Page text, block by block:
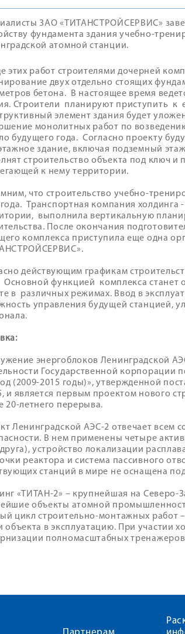
ЗАО «ТИТАНСТРОЙСЕРВИС»
фундамента здания учебно-
атомной станции.
этих работ строителями дочерней
двух отдельно стоящих
бетона. В настоящее время
Строители планируют приступить к
элемент здания будет
монолитных работ по
будущего года. Согласно проекту
здание, включая подземный
строительство объекта под ключ и
к нему территории.
что строительство учебно-
Транспортная компания холдинга
выполнила вертикальную
После окончания
комплекса приступила еще одна
действующим графикам
Основной функцией комплекса станет
в различных режимах. Ввод в
управления будущей станцией,
энергоблоков Ленинградской
Государственной корпорации
(2009-2015 годы)», утвержденной
и является первым проектом нового
20-летнего перерыва.
Ленинградской АЭС-2 отвечает
В нем применены четыре
устройство локализации
реактора и система пассивного
станций в мире не оснащена
«ТИТАН-2» – крупнейшая на Северо-
объекты атомной
цикл строительно-монтажных работ
объекта в эксплуатацию. При участии
полномасштабных